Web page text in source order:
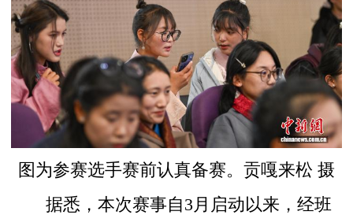
图为参赛选手赛前认真备赛。贡嘎来松 摄
据悉，本次赛事自3月启动以来，经班